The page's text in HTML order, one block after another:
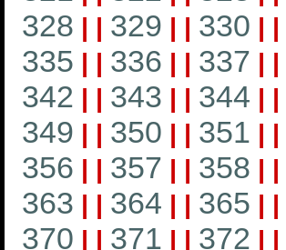
328 | | 329 | | 330 | |
335 | | 336 | | 337 | |
342 | | 343 | | 344 | |
349 | | 350 | | 351 | |
356 | | 357 | | 358 | |
363 | | 364 | | 365 | |
370 | | 371 | | 372 | |